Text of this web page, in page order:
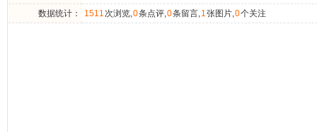
数据统计：
1511 次浏览,0条点评,0条留言,1张图片,0个关注